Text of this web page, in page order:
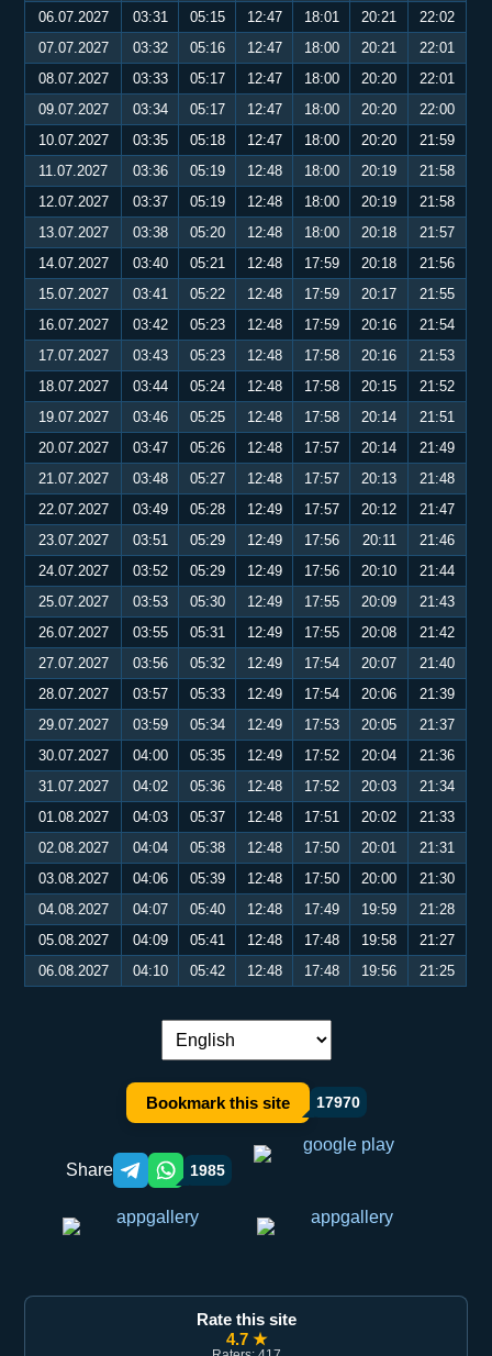
06.07.2027
03:31 05:15 12:47 18:01 20:21
22:02
07.07.2027
03:32 05:16 12:47 18:00 20:21
22:01
08.07.2027
03:33 05:17 12:47 18:00 20:20
22:01
09.07.2027
03:34 05:17 12:47 18:00 20:20
22:00
10.07.2027
03:35 05:18 12:47 18:00 20:20
21:59
11.07.2027
03:36 05:19 12:48 18:00 20:19
21:58
12.07.2027
03:37 05:19 12:48 18:00 20:19
21:58
13.07.2027
03:38 05:20 12:48 18:00 20:18
21:57
14.07.2027
03:40 05:21 12:48 17:59 20:18
21:56
15.07.2027
03:41 05:22 12:48 17:59 20:17
21:55
16.07.2027
03:42 05:23 12:48 17:59 20:16
21:54
17.07.2027
03:43 05:23 12:48 17:58 20:16
21:53
18.07.2027
03:44 05:24 12:48 17:58 20:15
21:52
19.07.2027
03:46 05:25 12:48 17:58 20:14
21:51
20.07.2027
03:47 05:26 12:48 17:57 20:14
21:49
21.07.2027
03:48 05:27 12:48 17:57 20:13
21:48
22.07.2027
03:49 05:28 12:49 17:57 20:12
21:47
23.07.2027
03:51 05:29 12:49 17:56 20:11
21:46
24.07.2027
03:52 05:29 12:49 17:56 20:10
21:44
25.07.2027
03:53 05:30 12:49 17:55 20:09
21:43
26.07.2027
03:55 05:31 12:49 17:55 20:08
21:42
27.07.2027
03:56 05:32 12:49 17:54 20:07
21:40
28.07.2027
03:57 05:33 12:49 17:54 20:06
21:39
29.07.2027
03:59 05:34 12:49 17:53 20:05
21:37
30.07.2027
04:00 05:35 12:49 17:52 20:04
21:36
31.07.2027
04:02 05:36 12:48 17:52 20:03
21:34
01.08.2027
04:03 05:37 12:48 17:51 20:02
21:33
02.08.2027
04:04 05:38 12:48 17:50 20:01
21:31
03.08.2027
04:06 05:39 12:48 17:50 20:00
21:30
04.08.2027
04:07 05:40 12:48 17:49 19:59
21:28
05.08.2027
04:09 05:41 12:48 17:48 19:58
21:27
06.08.2027
04:10 05:42 12:48 17:48 19:56 21:25
Language switch:
Bookmark this site 17970
Share Telegram orqali ulashish
WhatsApp orqali ulashish
1985
Rate this site
4.7 ★